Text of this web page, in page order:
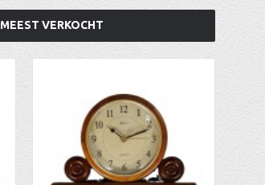
MEEST VERKOCHT